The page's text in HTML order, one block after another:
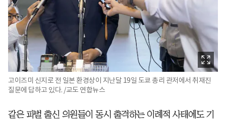
고이즈미 신지로 전 일본 환경상이 지난달 19일 도쿄 총리 관저에서 취재진
질문에 답하고 있다. /교도 연합뉴스
같은 파벌 출신 의원들이 동시 출격하는 이례적 사태에도 기